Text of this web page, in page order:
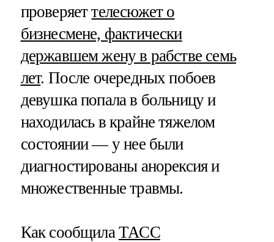
проверяеттелесюжет о
бизнесмене, фактически
державшем жену в рабстве семь
лет. После очередных побоев
девушка попала в больницу и
находилась в крайне тяжелом
состоянии — у нее были
диагностированы анорексия и
множественные травмы.
Как сообщила ТАСС